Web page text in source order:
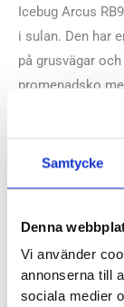
Samtycke
Denna
Vi använder
annonserna till
sociala medier
Icebug Arcus
i sulan. Den har
på grusvägar
promenadsko
Läst:
Vikt:327 g
Häl-tå
Butik: Umeå